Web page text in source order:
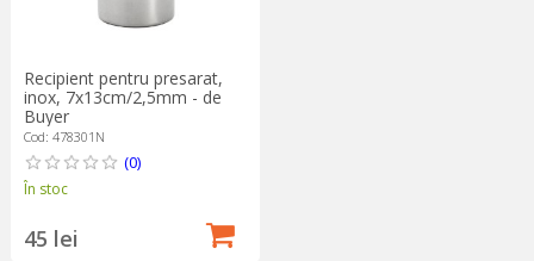
Recipient pentru presarat,
inox, 7x13cm/2,5mm - de
Buyer
Cod: 478301N
(0)
În stoc
45 lei